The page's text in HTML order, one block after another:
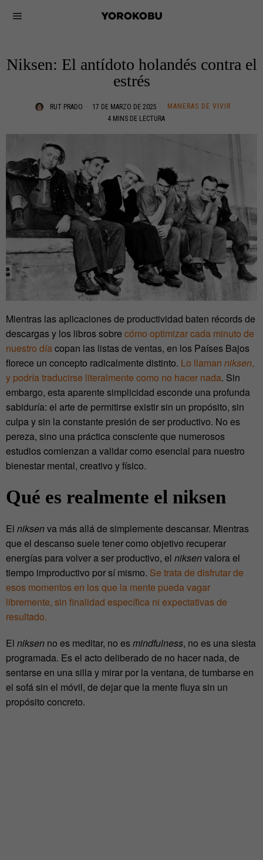
Niksen: El antídoto holandés contra el
estrés
RUT PRADO 17 DE MARZO DE 2025
MANERAS DE VIVIR
4 MINS DE LECTURA
Mientras las aplicaciones de productividad baten récords de
descargas y los libros sobre cómo optimizar cada minuto de
nuestro díacopan las listas de ventas, en los Países Bajos
florece un concepto radicalmente distinto. Lo llaman niksen,
y podría traducirse literalmente como no hacer nada. Sin
embargo, esta aparente simplicidad esconde una profunda
sabiduría: el arte de permitirse existir sin un propósito, sin
culpa y sin la constante presión de ser productivo. No es
pereza, sino una práctica consciente que numerosos
estudios comienzan a validar como esencial para nuestro
bienestar mental, creativo y físico.
Qué es realmente el niksen
El niksenva más allá de simplemente descansar. Mientras
que el descanso suele tener como objetivo recuperar
energías para volver a ser productivo, el niksenvalora el
tiempo improductivo por sí mismo. Se trata de disfrutar de
esos momentos en los que la mente pueda vagar
libremente, sin finalidad específica ni expectativas de
resultado.
El niksen no es meditar, no esmindfulness, no es una siesta
programada. Es el acto deliberado de no hacer nada, de
sentarse en una silla y mirar por la ventana, de tumbarse en
el sofá sin el móvil, de dejar que la mente fluya sin un
propósito concreto.